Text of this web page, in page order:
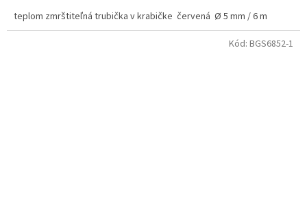
teplom zmrštiteľná trubička v krabičke červená Ø 5 mm / 6 m
Kód: BGS6852-1